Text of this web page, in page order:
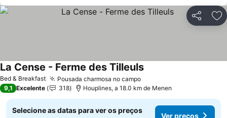
Partilhar
Bed & Breakfast Pousada charmosa no campoVer preços
La Cense - Ferme des TilleulsVer preços
9,1 Excelente 318 Houplines, a 18.0 km de Menen
Selecione as datas para ver os preços
Ver preços